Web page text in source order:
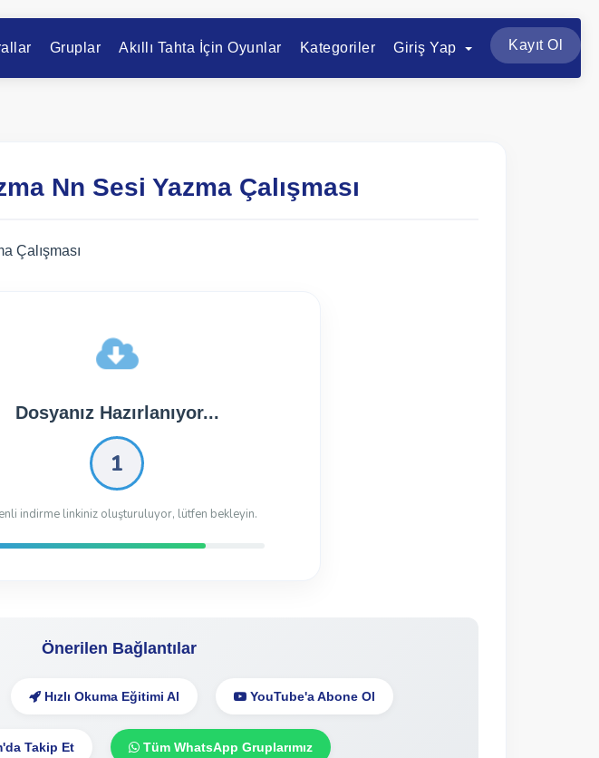
Gruplar Akıllı Tahta İçin Oyunlar Kategoriler Giriş Yap Kayıt Ol
Nn Sesi Yazma Çalışması
Çalışması
Dosyanız Hazırlanıyor...
0
indirme linkiniz oluşturuluyor, lütfen bekleyin.
Önerilen Bağlantılar
Hızlı Okuma Eğitimi Al YouTube'a Abone Ol
Takip Et Tüm WhatsApp Gruplarımız